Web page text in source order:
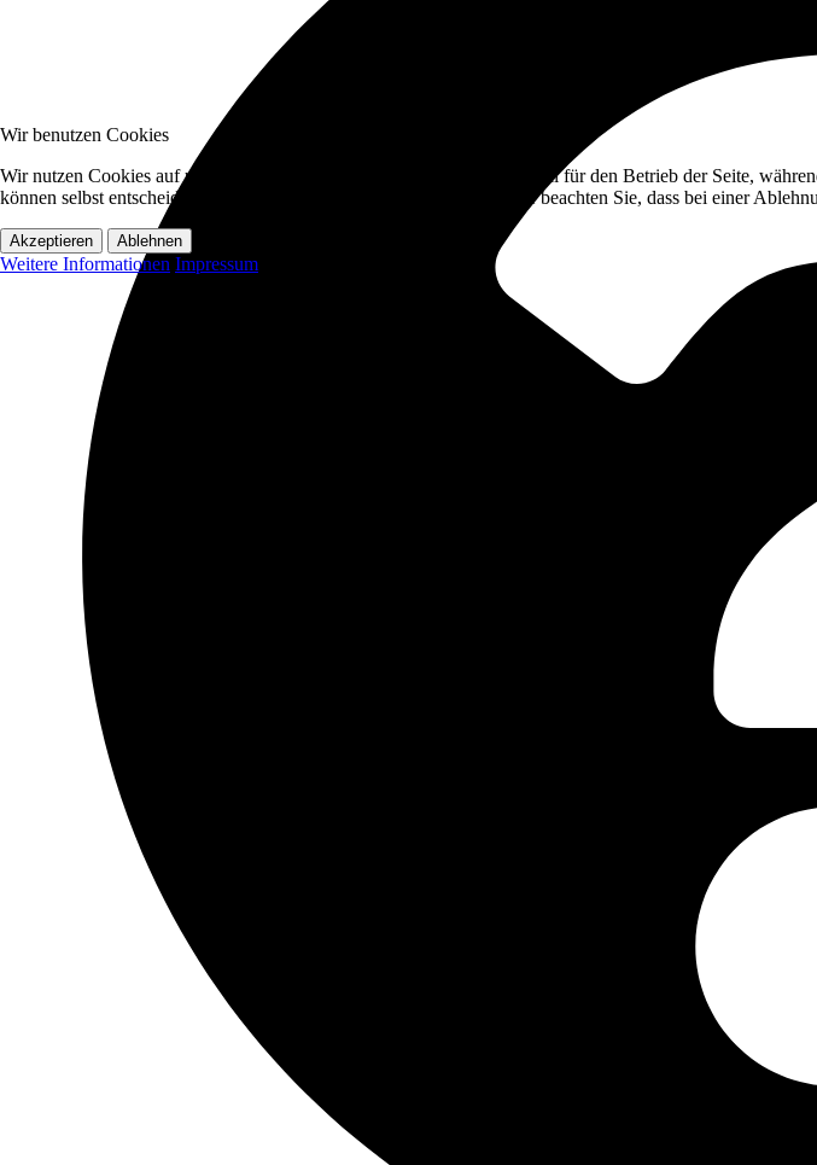
Wir benutzen Cookies
Wir nutzen Cookies auf unserer Website. Einige von ihnen sind essenziell für den Betrieb der Seite,
können selbst entscheiden, ob Sie die Cookies zulassen möchten. Bitte beachten Sie, dass bei einer
Akzeptieren Ablehnen
Weitere Informationen Impressum